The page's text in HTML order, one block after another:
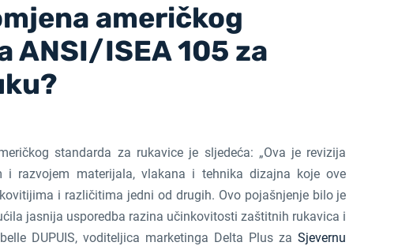
američkog
ANSI/ISEA 105 za
standarda za rukavice je sljedeća: „Ova je revizija
i razvojem materijala, vlakana i tehnika dizajna koje ove
i različitima jedni od drugih. Ovo pojašnjenje bilo je
jasnija usporedba razina učinkovitosti zaštitnih rukavica i
DUPUIS, voditeljica marketinga Delta Plus zaSjevernu